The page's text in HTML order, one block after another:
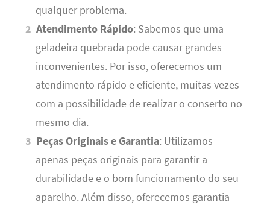
qualquer problema.
Atendimento Rápido: Sabemos que uma
geladeira quebrada pode causar grandes
inconvenientes. Por isso, oferecemos um
atendimento rápido e eficiente, muitas vezes
com a possibilidade de realizar o conserto no
mesmo dia.
Peças Originais e Garantia: Utilizamos
apenas peças originais para garantir a
durabilidade e o bom funcionamento do seu
aparelho. Além disso, oferecemos garantia